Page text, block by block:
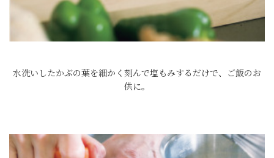
水洗いしたかぶの葉を細かく刻んで塩もみするだけで、ご飯のお
供に。